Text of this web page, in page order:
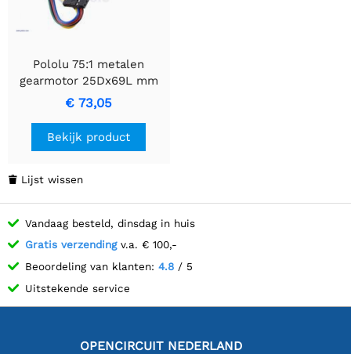
Pololu 75:1 metalen
gearmotor 25Dx69L mm
MP 12V met 48 CPR-
encoder
€ 73,05
Bekijk product
 Lijst wissen
Vandaag besteld, dinsdag in huis
Gratis verzendingv.a. € 100,-
Beoordeling van klanten: 4.8 / 5
Uitstekende service
OPENCIRCUIT NEDERLAND